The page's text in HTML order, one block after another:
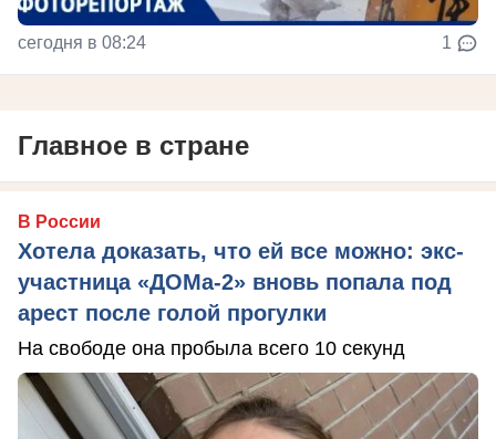
сегодня в 08:24 1
Главное в стране
В России
Хотела доказать, что ей все можно: экс-
участница «ДОМа-2» вновь попала под
арест после голой прогулки
На свободе она пробыла всего 10 секунд